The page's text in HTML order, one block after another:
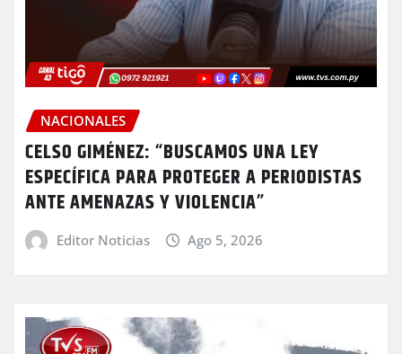
NACIONALES
CELSO GIMÉNEZ: “BUSCAMOS UNA LEY
ESPECÍFICA PARA PROTEGER A PERIODISTAS
ANTE AMENAZAS Y VIOLENCIA”
Editor Noticias Ago 5, 2026